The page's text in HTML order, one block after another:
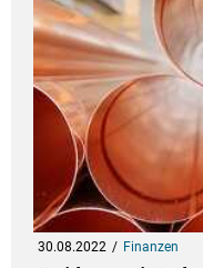
30.08.2022 Finanzen